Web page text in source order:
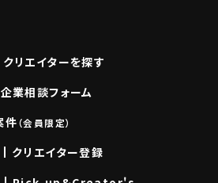
クリエイターを探す
企業相談フォーム
件（会員限定）
クリエイター登録